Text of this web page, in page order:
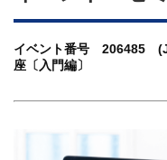
イベント番号 206485
座〔入門編〕